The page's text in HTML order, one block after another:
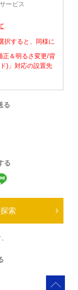
ービス
択すると、同様に
正＆明るさ変更/背
)」対応の設置先
る
る
索